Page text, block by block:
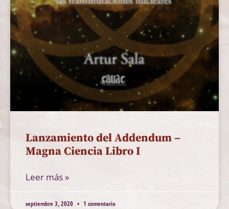
Lanzamiento del Addendum –
Magna Ciencia Libro I
Leer más »
septiembre 3, 2020 1 comentario